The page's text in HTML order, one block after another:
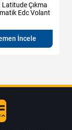
Latitude Çıkma
Edc Volant
İncele